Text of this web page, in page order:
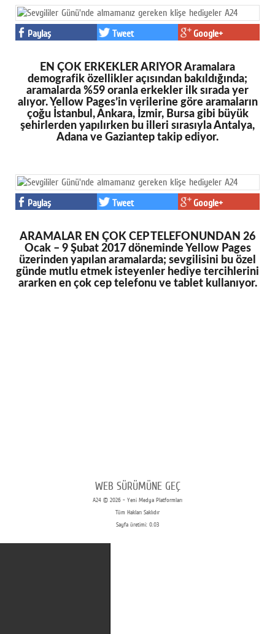
Paylaş Tweet Google+
EN ÇOK ERKEKLER ARIYOR Aramalara
demografik özellikler açısından bakıldığında;
aramalarda %59 oranla erkekler ilk sırada yer
alıyor. Yellow Pages’in verilerine göre aramaların
çoğu İstanbul, Ankara, İzmir, Bursa gibi büyük
şehirlerden yapılırken bu illeri sırasıyla Antalya,
Adana ve Gaziantep takip ediyor.
Paylaş Tweet Google+
ARAMALAR EN ÇOK CEP TELEFONUNDAN 26
Ocak – 9 Şubat 2017 döneminde Yellow Pages
üzerinden yapılan aramalarda; sevgilisini bu özel
günde mutlu etmek isteyenler hediye tercihlerini
ararken en çok cep telefonu ve tablet kullanıyor.
WEB SÜRÜMÜNE GEÇ
A24 © 2026 - Yeni Medya Platformları
Tüm Hakları Saklıdır
Sayfa üretimi: 0.03